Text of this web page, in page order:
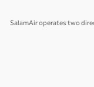
SalamAir operates two